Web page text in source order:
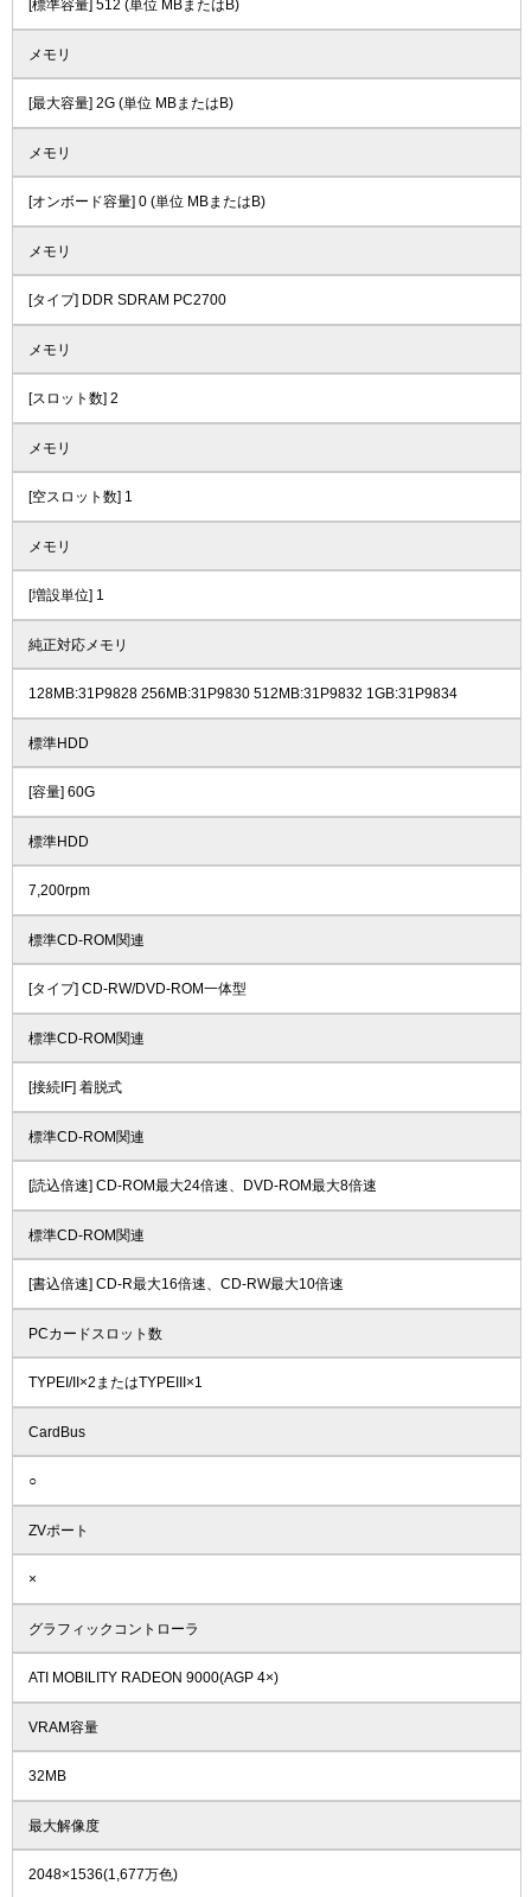
[標準容量] 512 (単位 MBまたはB)
メモリ
[最大容量] 2G (単位 MBまたはB)
メモリ
[オンボード容量] 0 (単位 MBまたはB)
メモリ
[タイプ] DDR SDRAM PC2700
メモリ
[スロット数] 2
メモリ
[空スロット数] 1
メモリ
[増設単位] 1
純正対応メモリ
128MB:31P9828 256MB:31P9830 512MB:31P9832 1GB:31P9834
標準HDD
[容量] 60G
標準HDD
7,200rpm
標準CD-ROM関連
[タイプ] CD-RW/DVD-ROM一体型
標準CD-ROM関連
[接続IF] 着脱式
標準CD-ROM関連
[読込倍速] CD-ROM最大24倍速、DVD-ROM最大8倍速
標準CD-ROM関連
[書込倍速] CD-R最大16倍速、CD-RW最大10倍速
PCカードスロット数
TYPEI/II×2またはTYPEIII×1
CardBus
○
ZVポート
×
グラフィックコントローラ
ATI MOBILITY RADEON 9000(AGP 4×)
VRAM容量
32MB
最大解像度
2048×1536(1,677万色)